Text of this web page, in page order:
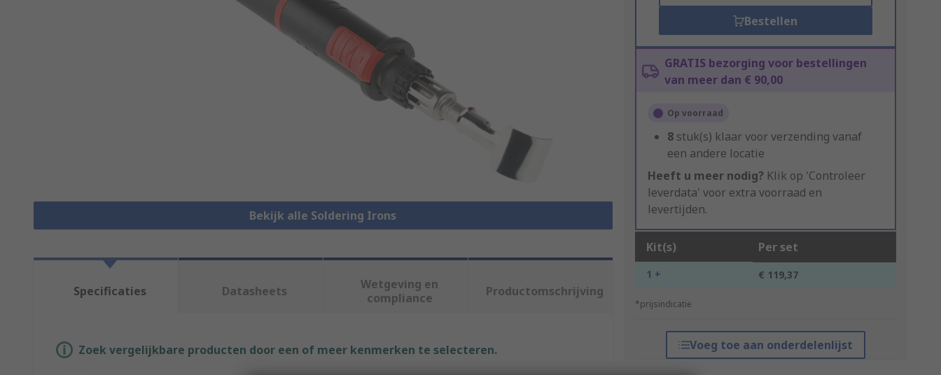
Bekijk alle Soldering Irons
Bestellen
GRATIS bezorging voor bestellingen
van meer dan € 90,00
Op voorraad
8 stuk(s) klaar voor verzending vanaf
een andere locatie
Heeft u meer nodig? Klik op 'Controleer
leverdata' voor extra voorraad en
levertijden.
Kit(s) Per set
1 + € 119,37
*prijsindicatie
Voeg toe aan onderdelenlijst
Specificaties Datasheets
Wetgeving en
compliance
Productomschrijving
Zoek vergelijkbare producten door een of meer kenmerken te selecteren.